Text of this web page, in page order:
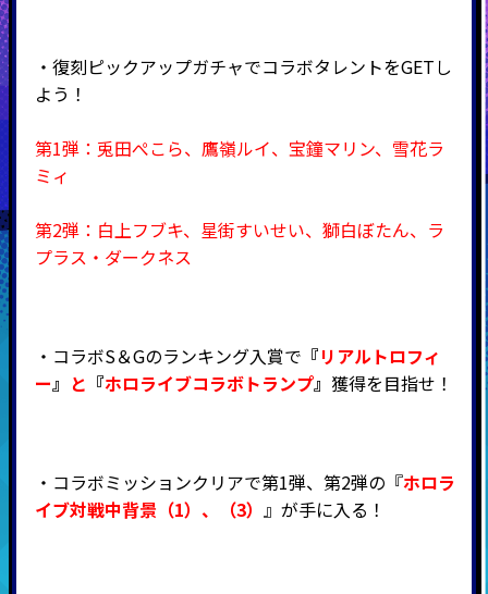
・復刻ピックアップガチャでコラボタレントをGETし
よう！
第1弾：兎田ぺこら、鷹嶺ルイ、宝鐘マリン、雪花ラ
ミィ
第2弾：白上フブキ、星街すいせい、獅白ぼたん、ラ
プラス・ダークネス
・コラボS＆Gのランキング入賞で 『リアルトロフィ
ー』 と 『ホロライブコラボトランプ』 獲得を目指せ！
・コラボミッションクリアで第1弾、第2弾の『ホロラ
イブ対戦中背景（1）、（3） 』が手に入る！